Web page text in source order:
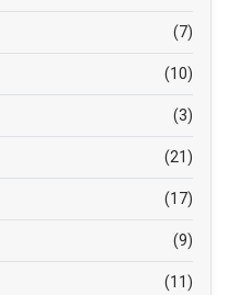
(7)
(10)
(3)
(21)
(17)
(9)
(11)